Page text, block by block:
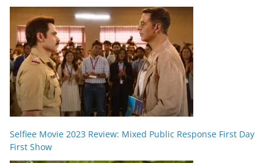
Selfiee Movie 2023 Review: Mixed Public Response First Day
First Show